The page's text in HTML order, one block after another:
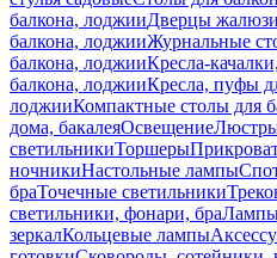
балкона, лоджииДверцы
балкона, лоджииЖурнальные
балкона, лоджииКресла-
балкона, лоджииКресла, пуфы
лоджииКомпактные столы для
дома, бакалеяОсвещение
светильникиТоршеры
ночникиНастольные лампы
браТочечные светильники
светильники, фонари, бра
зеркалКольцевые лампы